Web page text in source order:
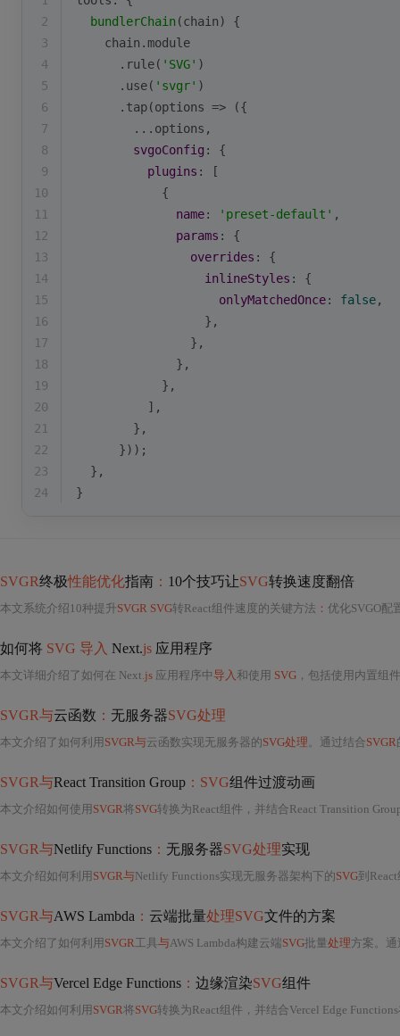
2
bundlerChain(chain)
{
3
    chain.module
4
      .rule(
'SVG' )
5
      .use(
'svgr' )
6
      .tap(
options => ({
7
        ...options,
8
svgoConfig : {
9
plugins : [
10
            {
11
name: 'preset-default' ,
12
params : {
13
overrides : {
14
inlineStyles : {
15
onlyMatchedOnce: false,
16
                  },
17
                },
18
              },
19
            },
20
          ],
21
        },
22
      }));
23
  },
24
}
SVGR终极性能优化指南 ： 10个技巧让SVG转换速度翻倍
本文系统介绍10种提升SVGR SVG转React组件速度的关键方法 ： 优化SVGO配
如何将 SVG 导入 Next.js 应用程序
本文详细介绍了如何在 Next.js 应用程序中导入和使用 SVG ，包括使用内置组
SVGR与云函数 ： 无服务器SVG处理
本文介绍了如何利用 SVGR与云函数实现无服务器的SVG处理。通过结合SVGR
SVGR与React Transition Group ：SVG组件过渡动画
本文介绍如何使用 SVGR将SVG转换为React组件，并结合React Transition Group实现流畅的过渡动画，涵盖
SVGR与Netlify Functions ： 无服务器SVG处理实现
本文介绍如何利用 SVGR与Netlify Functions实现无服务器架构下的SVG到
SVGR与AWS Lambda ： 云端批量处理SVG文件的方案
本文介绍了如何利用 SVGR工具与AWS Lambda构建云端SVG批量处理方案。
SVGR与Vercel Edge Functions ： 边缘渲染SVG组件
本文介绍如何利用 SVGR将SVG转换为React组件，并结合Vercel Edge Functions在边缘网络